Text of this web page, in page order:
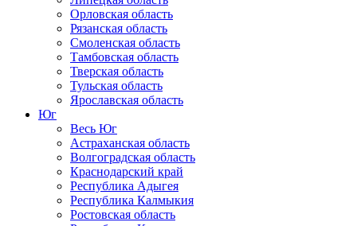
Орловская область
Рязанская область
Смоленская область
Тамбовская область
Тверская область
Тульская область
Ярославская область
Юг
Весь Юг
Астраханская область
Волгоградская область
Краснодарский край
Республика Адыгея
Республика Калмыкия
Ростовская область